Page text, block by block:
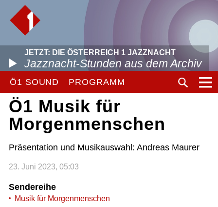
JETZT: DIE ÖSTERREICH 1 JAZZNACHT
Jazznacht-Stunden aus dem Archiv
Ö1 SOUND PROGRAMM
Ö1 Musik für
Morgenmenschen
Präsentation und Musikauswahl: Andreas Maurer
23. Juni 2023, 05:03
Sendereihe
Musik für Morgenmenschen